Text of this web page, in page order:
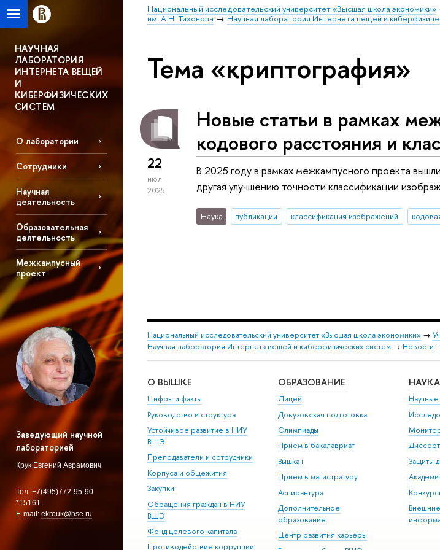
Национальный исследовательский университет «Высшая школа экономики»
им. А.Н. Тихонова
Научная лаборатория Интернета вещей и
НАУЧНАЯ
ЛАБОРАТОРИЯ
ИНТЕРНЕТА ВЕЩЕЙ
И
КИБЕРФИЗИЧЕСКИХ
СИСТЕМ
О лаборатории
Сотрудники
Научная
деятельность
Образовательная
деятельность
Межкампусный
проект
Заведующий научной
лабораторией
Крук Евгений Аврамович
Тел: +7(495)772-95-90
*15161
E-mail: ekrouk@hse.ru
Тема «криптография»
22
июл
2025
Новые статьи в рамках
кодового расстояния и
В 2025 году в рамках межкампусного проекта
другая улучшению точности классификации
Наука публикации классификация изображений
Национальный исследовательский университет «Высшая школа экономики» →
Научная лаборатория Интернета вещей и киберфизических систем → Новости
О ВЫШКЕ
Цифры и факты
Руководство и структура
Устойчивое развитие в НИУ
ВШЭ
Преподаватели и сотрудники
Корпуса и общежития
Закупки
Обращения граждан в НИУ
ВШЭ
Фонд целевого капитала
Противодействие коррупции
ОБРАЗОВАНИЕ
Лицей
Довузовская подготовка
Олимпиады
Прием в бакалавриат
Вышка+
Прием в магистратуру
Аспирантура
Дополнительное
образование
Центр развития карьеры
НАУКА
Защиты